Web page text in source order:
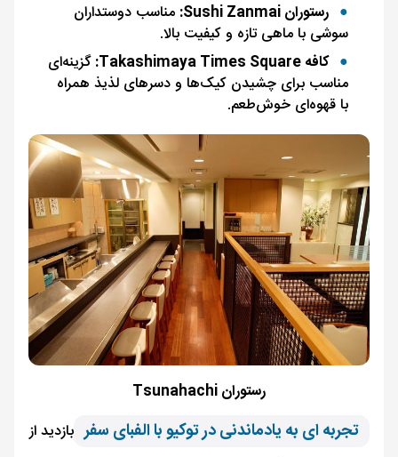
رستوران Sushi Zanmai:
مناسب دوستداران
سوشی با ماهی تازه و کیفیت بالا.
کافه Takashimaya Times Square:
گزینه‌ای
مناسب برای چشیدن کیک‌ها و دسرهای لذیذ همراه
با قهوه‌ای خوش‌طعم.
رستوران Tsunahachi
تجربه‌ ای به یادماندنی در توکیو با الفبای سفر بازدید از